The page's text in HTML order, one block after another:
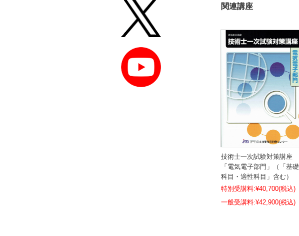
関連講座
技術士一次試験対策講座
「電気電子部門」（「基礎
科目・適性科目」含む）
特別受講料:¥40,700(税込)
¥42,900(税込)